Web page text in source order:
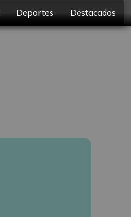
Deportes Destacados